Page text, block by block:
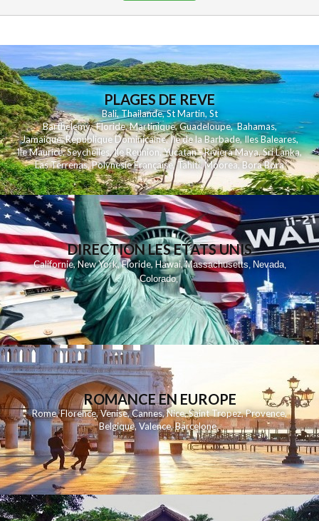
PLAGES DE REVE
Bali,Thailande,St Martin,St
Barthelemy,Floride,Martinique,Guadeloupe,Bahamas,
Jamaique,Republique Dominicaine,Ile de la Barbade,Iles Baleares,
Ile Maurice,Seychelles,Ile Reunion,Yucatan - Riviera Maya,Sri Lanka,
Las Terrenas,Polynesie Française,Tahiti,Moorea, Bora Bora
DIRECTION LES ETATS UNIS
Californie,New York,Floride,Hawai,Massachusetts, Nevada,
Colorado,
ROMANCE EN EUROPE
Rome,Florence,Venise,Cannes,Nice,Saint Tropez,Provence,
Belgique,Valence,Barcelone,